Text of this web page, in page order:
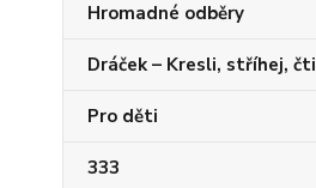
Hromadné odběry
Dráček – Kresli, stříhej,
Pro děti
333